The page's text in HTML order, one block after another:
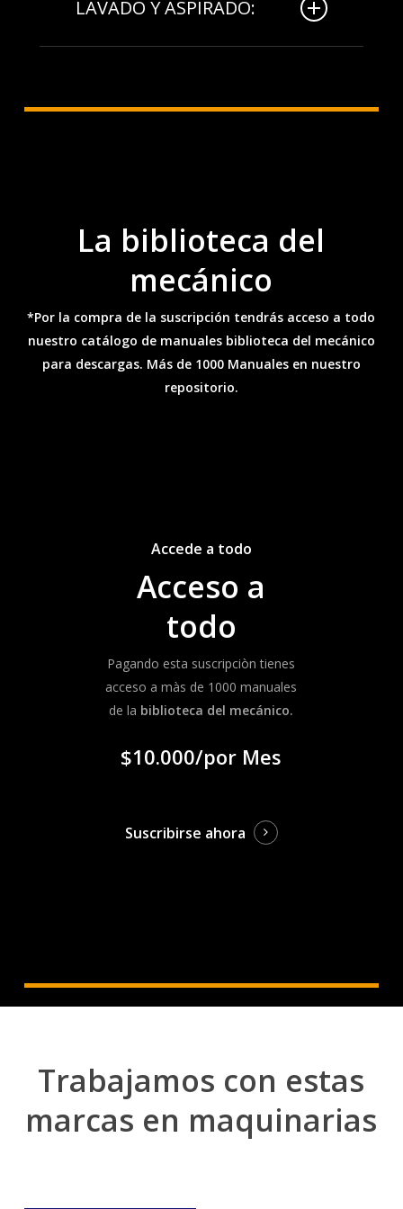
revisión técnica de su vehículo,
asegurando que cumpla con los requisitos
legales y de seguridad necesarios.
LAVADO Y ASPIRADO:
limpio tanto por dentro como por fuera,
La biblioteca del
mecánico
*Por la compra de la suscripción tendrás acceso a todo
nuestro catálogo de manuales biblioteca del mecánico
para descargas. Más de 1000 Manuales en nuestro
repositorio.
Accede a todo
Acceso a
todo
Pagando esta suscripciòn tienes
acceso a màs de 1000 manuales
de la biblioteca del mecánico.
$10.000/por Mes
Suscribirse ahora
Trabajamos con estas
marcas en maquinarias